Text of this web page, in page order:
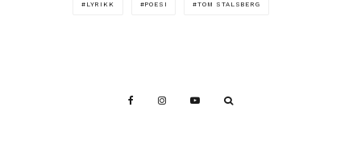
LYRIKK POESI TOM STALSBERG